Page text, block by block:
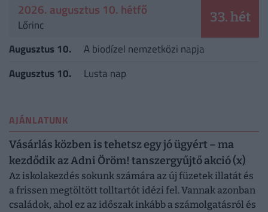
2026. augusztus 10. hétfő
Lőrinc 33. hét
Augusztus 10.
A biodízel nemzetközi napja
Augusztus 10.
Lusta nap
AJÁNLATUNK
Vásárlás közben is tehetsz egy jó ügyért – ma
kezdődik az Adni Öröm! tanszergyűjtő akció (x)
Az iskolakezdés sokunk számára az új füzetek illatát és
a frissen megtöltött tolltartót idézi fel. Vannak azonban
családok, ahol ez az időszak inkább a számolgatásról és